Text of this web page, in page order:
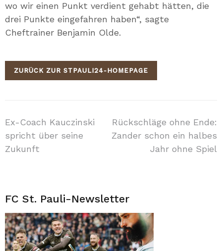
wo wir einen Punkt verdient gehabt hätten, die
drei Punkte eingefahren haben“, sagte
Cheftrainer Benjamin Olde.
ZURÜCK ZUR STPAULI24-HOMEPAGE
Beitragsnavigation
Ex-Coach Kauczinski
spricht über seine
Zukunft
Rückschläge ohne Ende:
Zander schon ein halbes
Jahr ohne Spiel
FC St. Pauli-Newsletter